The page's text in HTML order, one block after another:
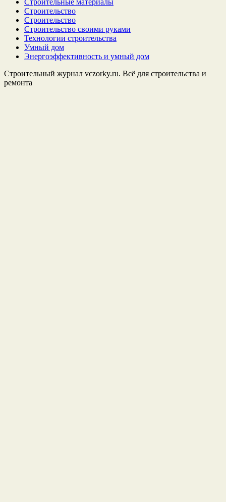
Строительство
Строительство
Строительство своими руками
Технологии строительства
Умный дом
Энергоэффективность и умный дом
Строительный журнал vczorky.ru. Всё для строительства и
ремонта